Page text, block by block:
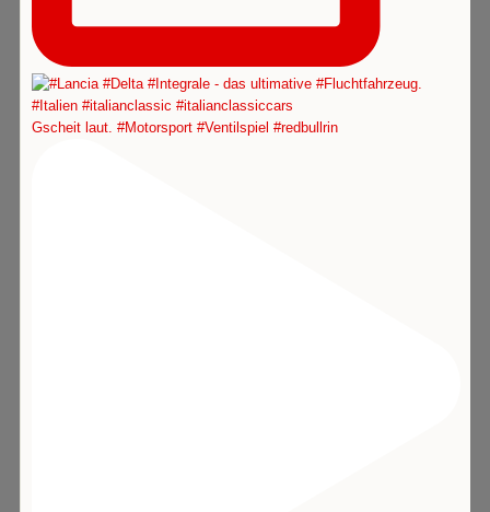
Gscheit laut. #Motorsport #Ventilspiel #redbullrin